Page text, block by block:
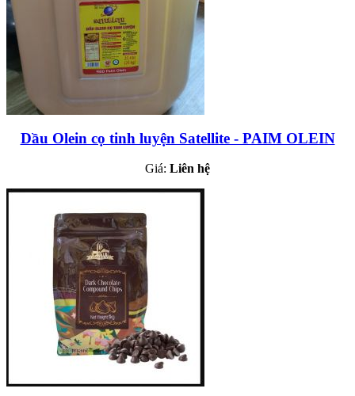
Dầu Olein cọ tinh luyện Satellite - PAIM OLEIN
Giá: Liên hệ